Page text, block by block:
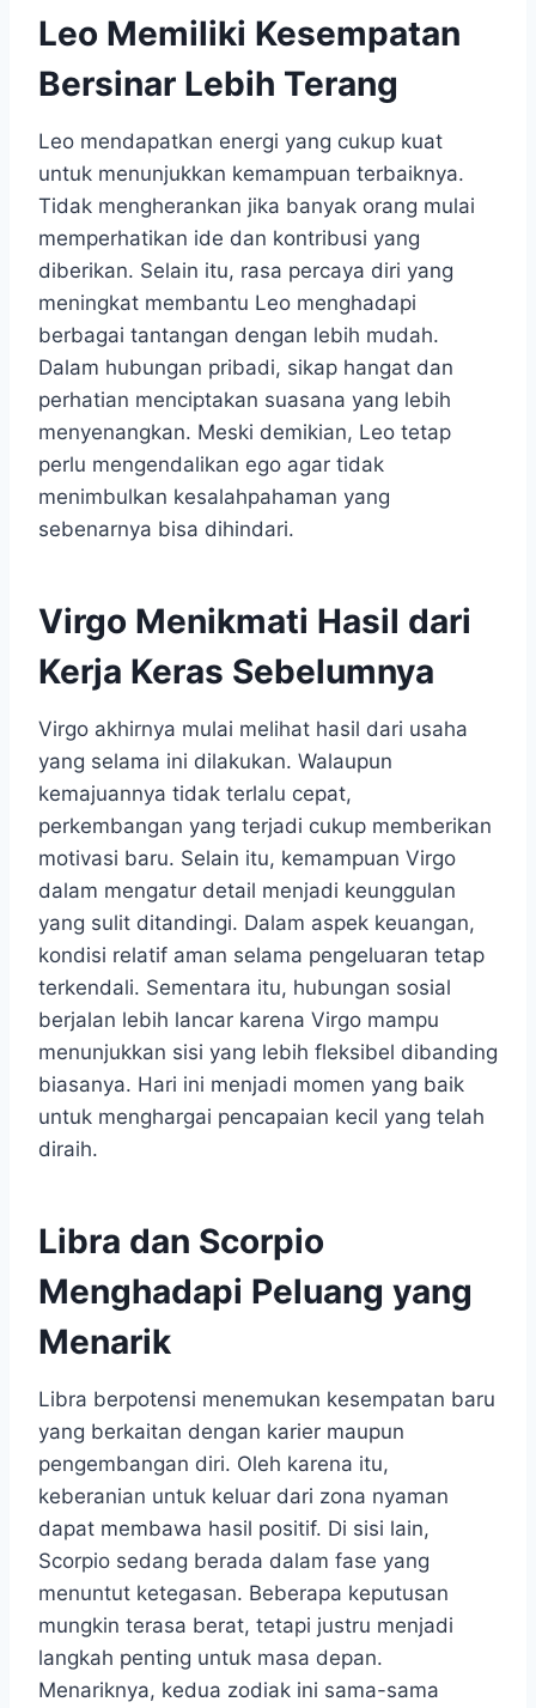
Leo Memiliki Kesempatan
Bersinar Lebih Terang
Leo mendapatkan energi yang cukup kuat
untuk menunjukkan kemampuan terbaiknya.
Tidak mengherankan jika banyak orang mulai
memperhatikan ide dan kontribusi yang
diberikan. Selain itu, rasa percaya diri yang
meningkat membantu Leo menghadapi
berbagai tantangan dengan lebih mudah.
Dalam hubungan pribadi, sikap hangat dan
perhatian menciptakan suasana yang lebih
menyenangkan. Meski demikian, Leo tetap
perlu mengendalikan ego agar tidak
menimbulkan kesalahpahaman yang
sebenarnya bisa dihindari.
Virgo Menikmati Hasil dari
Kerja Keras Sebelumnya
Virgo akhirnya mulai melihat hasil dari usaha
yang selama ini dilakukan. Walaupun
kemajuannya tidak terlalu cepat,
perkembangan yang terjadi cukup memberikan
motivasi baru. Selain itu, kemampuan Virgo
dalam mengatur detail menjadi keunggulan
yang sulit ditandingi. Dalam aspek keuangan,
kondisi relatif aman selama pengeluaran tetap
terkendali. Sementara itu, hubungan sosial
berjalan lebih lancar karena Virgo mampu
menunjukkan sisi yang lebih fleksibel dibanding
biasanya. Hari ini menjadi momen yang baik
untuk menghargai pencapaian kecil yang telah
diraih.
Libra dan Scorpio
Menghadapi Peluang yang
Menarik
Libra berpotensi menemukan kesempatan baru
yang berkaitan dengan karier maupun
pengembangan diri. Oleh karena itu,
keberanian untuk keluar dari zona nyaman
dapat membawa hasil positif. Di sisi lain,
Scorpio sedang berada dalam fase yang
menuntut ketegasan. Beberapa keputusan
mungkin terasa berat, tetapi justru menjadi
langkah penting untuk masa depan.
Menariknya, kedua zodiak ini sama-sama